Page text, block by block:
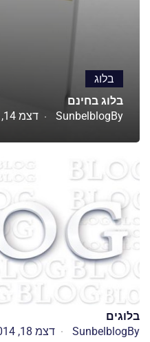
בלוג
בלוג בחינם
By
Sunbelblog דצמ 14, 2014
בלוגים
By
Sunbelblog דצמ 18, 2014